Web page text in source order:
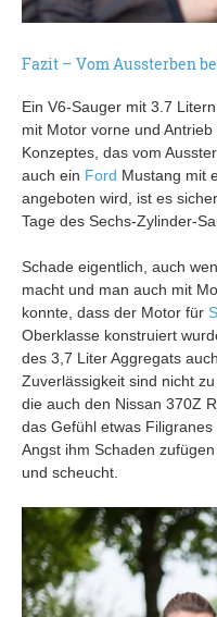
Fazit – Vom Aussterben
Ein V6-Sauger mit 3.7
mit Motor vorne und
Konzeptes, das vom
auch ein Ford Mustang mit
angeboten wird, ist es
Tage des Sechs-Zylinder-
Schade eigentlich, auch
macht und man auch mit
konnte, dass der Motor für
Oberklasse konstruiert
des 3,7 Liter Aggregats
Zuverlässigkeit sind nicht
die auch den Nissan 370Z
das Gefühl etwas
Angst ihm Schaden
und scheucht.